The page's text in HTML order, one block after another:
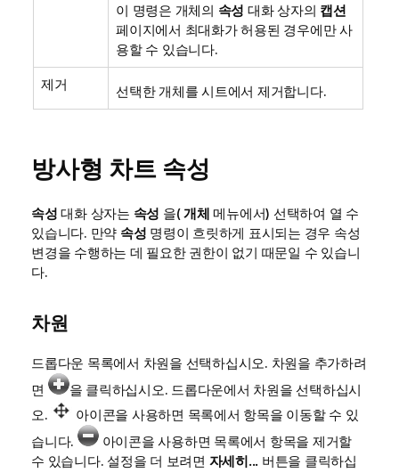
이 명령은 개체의 속성 대화 상자의 캡션
페이지에서 최대화가 허용된 경우에만 사
용할 수 있습니다.
제거 선택한 개체를 시트에서 제거합니다.
방사형 차트 속성
속성 대화 상자는 속성 을(개체 메뉴에서) 선택하여 열 수
있습니다. 만약 속성 명령이 흐릿하게 표시되는 경우 속성
변경을 수행하는 데 필요한 권한이 없기 때문일 수 있습니
다.
차원
드롭다운 목록에서 차원을 선택하십시오. 차원을 추가하려
면
을 클릭하십시오. 드롭다운에서 차원을 선택하십시
오.
아이콘을 사용하면 목록에서 항목을 이동할 수 있
습니다.
아이콘을 사용하면 목록에서 항목을 제거할
수 있습니다. 설정을 더 보려면 자세히... 버튼을 클릭하십